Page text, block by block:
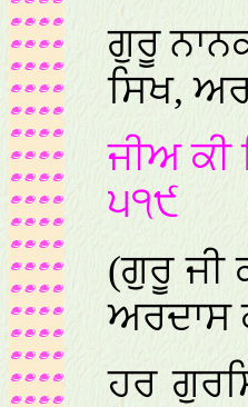
ਗੁਰੂ
ਸਿਖ,
ਜੀਅ ਕੀ
੫੧੯
(ਗੁਰੂ ਜੀ
ਅਰਦਾਸ
ਹਰ